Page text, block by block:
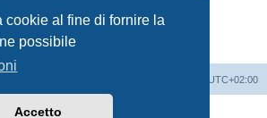
cookie al fine di fornire la
possibile
Accetto
UTC+02:00
phpBB® Forum Software © phpBB Limited